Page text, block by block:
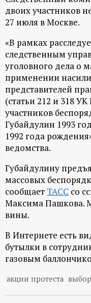
Н
-
и
н
ф
о
р
м
а
ц
и
о
двоих участников
27 июля в Москве.
«В рамках
следственным
уголовного дела о
применении
представителей
(статьи 212 и 318
участников
Губайдулин 1993
1992 года
ведомства.
Губайдулину
массовых
сообщает ТАСС со
Максима Пашкова.
вины.
В Интернете есть
бутылки в
газовым
акции протеста